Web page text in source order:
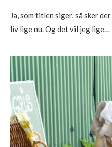
Ja, som titlen siger, så sker
liv lige nu. Og det vil jeg lige…